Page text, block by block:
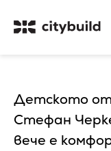
Детското
Стефан
вече е